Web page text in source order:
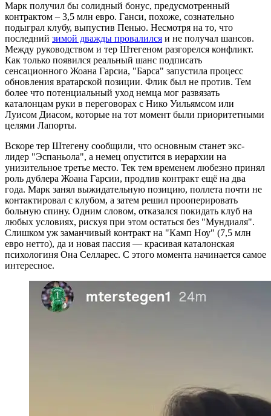
Марк получил бы солидный бонус, предусмотренный
контрактом – 3,5 млн евро. Ганси, похоже, сознательно
подыграл клубу, выпустив Пенью. Несмотря на то, что
последний зимой дважды провалился и не получал шансов.
Между руководством и тер Штегеном разгорелся конфликт.
Как только появился реальный шанс подписать
сенсационного Жоана Гарсиа, "Барса" запустила процесс
обновления вратарской позиции. Флик был не против. Тем
более что потенциальный уход немца мог развязать
каталонцам руки в переговорах с Нико Уильямсом или
Луисом Диасом, которые на тот момент были приоритетными
целями Лапорты.
Вскоре тер Штегену сообщили, что основным станет экс-
лидер "Эспаньола", а немец опустится в иерархии на
унизительное третье место. Тек тем временем любезно принял
роль дублера Жоана Гарсии, продлив контракт ещё на два
года. Марк занял выжидательную позицию, поллета почти не
контактировал с клубом, а затем решил прооперировать
больную спину. Одним словом, отказался покидать клуб на
любых условиях, рискуя при этом остаться без "Мундиаля".
Слишком уж заманчивый контракт на "Камп Ноу" (7,5 млн
евро нетто), да и новая пассия — красивая каталонская
психологиня Она Селларес. С этого момента начинается самое
интересное.